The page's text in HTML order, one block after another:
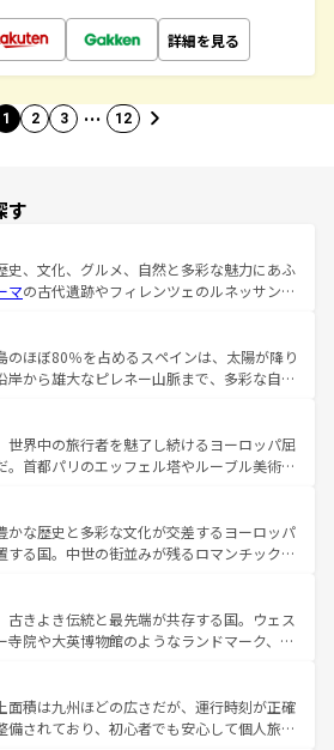
詳細を見る
1 2 3 … 12
す
史、文化、グルメ、自然と多彩な魅力にあふ
マの古代遺跡やフィレンツェのルネッサンス
ーナの美しい田園風景やアマルフィ海岸の絶
景観も見逃せない。観光の合間には、本場の
など、絶品のイタリア料理を堪能することも
イタリアで、忘れられない旅をしてみよう！
イタリア情報はコンテンツ一覧 を参照してほ
のほぼ80％を占めるスペインは、太陽が降り
岸から雄大なピレネー山脈まで、多彩な自然
この国では、情熱的なフラメンコ、熱気あふ
して美味しいタパスが生活の一部となってい
リードの洗練された雰囲気や、バルセロナの
穏やかなビーチリゾートまで多彩な表情を見
よって風土や気候が異なるスペインはその個
性で訪れる人を魅了する。 なお、新着のスペイン情報はコ
世界中の旅行者を魅了し続けるヨーロッパ屈
。首都パリのエッフェル塔やルーブル美術館
力が詰まっている。華麗な宮殿、歴史的な大
ビーチ、そして豊かな自然が、訪れる者を心
。また、フランスは美食の国としても知ら
パンの発祥地であるランス、プロヴァンスの
ンダー畑など、多彩な楽しみ方が可能だ。さ
外の地域にも魅力が溢れており、どの街角に
を運ぶとそれぞれで全く異なる文化を体験で
きるだろう。 なお、新着のフランス情報はコンテンツ一覧
しい。
かな歴史と多彩な文化が交差するヨーロッパ
する国。中世の街並みが残るロマンチック街
国は、どこを歩いても飽きることがない。ベ
的活気、バイエルン州のアルプスの絶景、そ
沿いのワイン畑といった風景は必見。ビール
にはぜひ体験してほしい。 なお、新着の
コンテンツ一覧を参照してほしい。
古きよき伝統と最先端が共存する国。ウェス
寺院や大英博物館のようなランドマーク、歴
なる魅力がある。また、優雅なアフタヌーン
ル好きにはたまらない英国パブ、サッカー観
だからこそできる体験も豊富。イギリスを旅
面積は九州ほどの広さだが、運行時刻が正確
備されており、初心者でも安心して個人旅行